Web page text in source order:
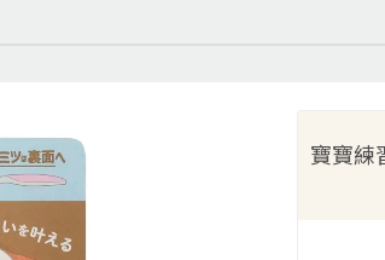
寶寶練